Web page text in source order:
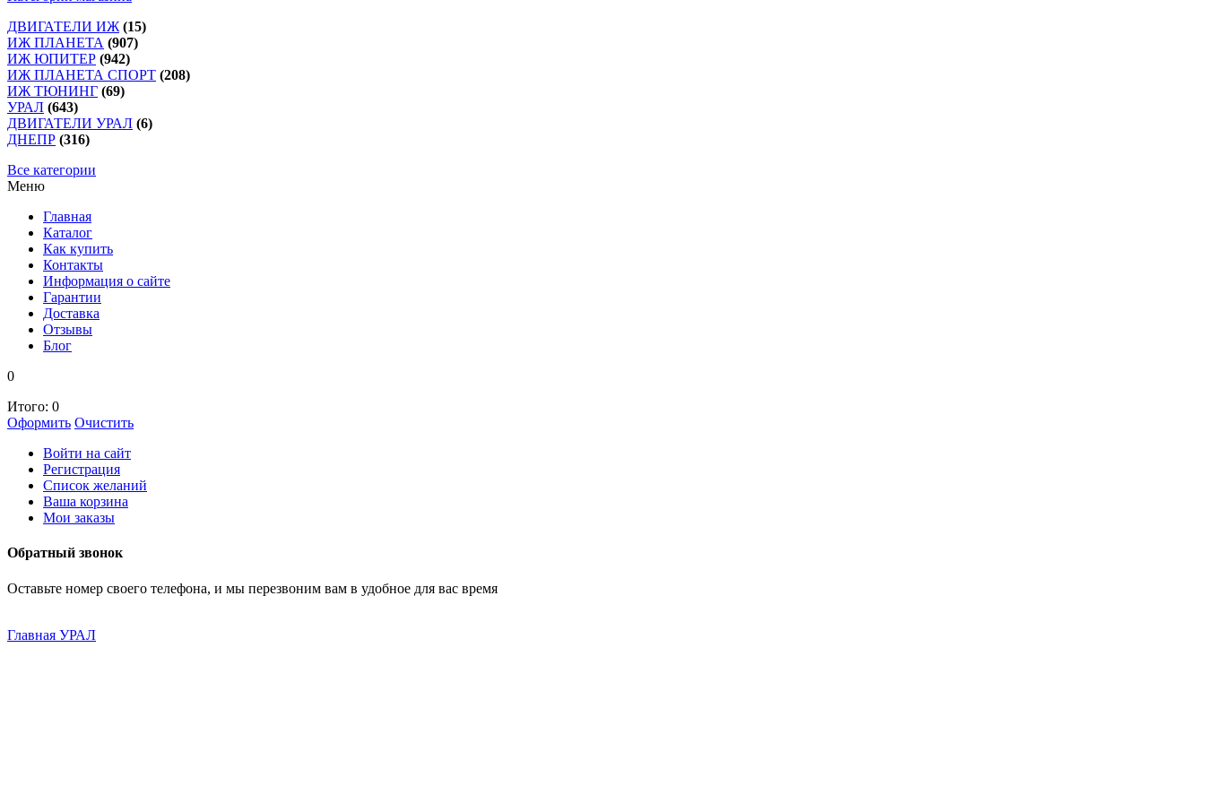
ДВИГАТЕЛИ ИЖ (15)
ИЖ ПЛАНЕТА (907)
ИЖ ЮПИТЕР (942)
ИЖ ПЛАНЕТА СПОРТ (208)
ИЖ ТЮНИНГ (69)
УРАЛ (643)
ДВИГАТЕЛИ УРАЛ (6)
ДНЕПР (316)
Все категории
Меню
Главная
Каталог
Как купить
Контакты
Информация о сайте
Гарантии
Доставка
Отзывы
Блог
0
Итого: 0
Оформить Очистить
Войти на сайт
Регистрация
Список желаний
Ваша корзина
Мои заказы
Обратный звонок
Оставьте номер своего телефона, и мы перезвоним вам в удобное для вас время
Главная УРАЛ